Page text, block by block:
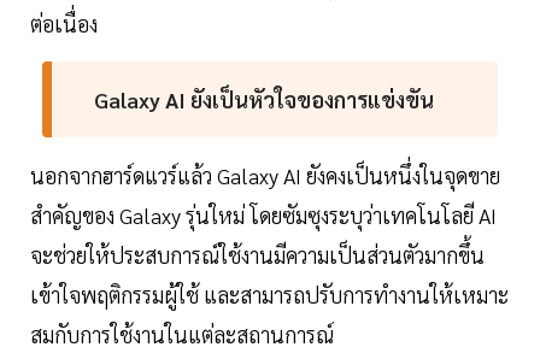
ต่อเนื่อง
Galaxy AI ยังเป็นหัวใจของการแข่งขัน
นอกจากฮาร์ดแวร์แล้ว Galaxy AI ยังคงเป็นหนึ่งในจุดขาย
สำคัญของ Galaxy รุ่นใหม่ โดยซัมซุงระบุว่าเทคโนโลยี AI
จะช่วยให้ประสบการณ์ใช้งานมีความเป็นส่วนตัวมากขึ้น
เข้าใจพฤติกรรมผู้ใช้ และสามารถปรับการทำงานให้เหมาะ
สมกับการใช้งานในแต่ละสถานการณ์